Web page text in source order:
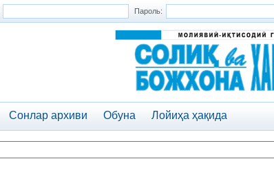
Пароль:
Сонлар архиви Обуна Лойиҳа ҳақида